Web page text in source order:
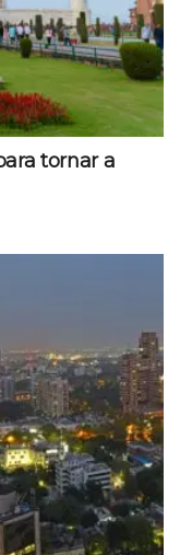
tornar a